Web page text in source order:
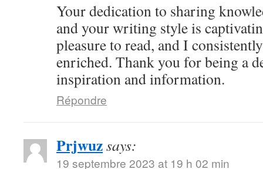
Your dedication to sharing
and your writing style is
pleasure to read, and I
enriched. Thank you for being a
inspiration and information.
Répondre
Prjwuzsays:
19 septembre 2023 at 19 h 02 min